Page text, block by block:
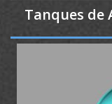
Tanques